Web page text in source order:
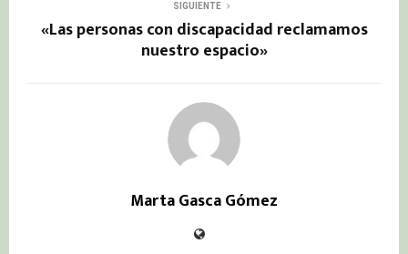
SIGUIENTE
«Las personas con discapacidad reclamamos
nuestro espacio»
Marta Gasca Gómez